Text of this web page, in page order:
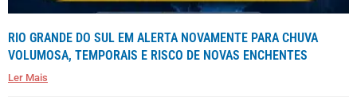
RIO GRANDE DO SUL EM ALERTA NOVAMENTE PARA CHUVA
VOLUMOSA, TEMPORAIS E RISCO DE NOVAS ENCHENTES
Ler Mais